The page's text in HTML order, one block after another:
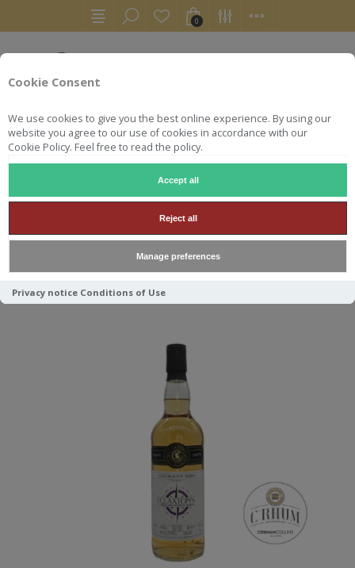
Cookie Consent
We use cookies to give you the best online experience. By using our
website you agree to our use of cookies in accordance with our
Cookie Policy. Feel free to read the policy.
Accept all
Reject all
Manage preferences
Privacy notice Conditions of Use
0
GLEN SPEY